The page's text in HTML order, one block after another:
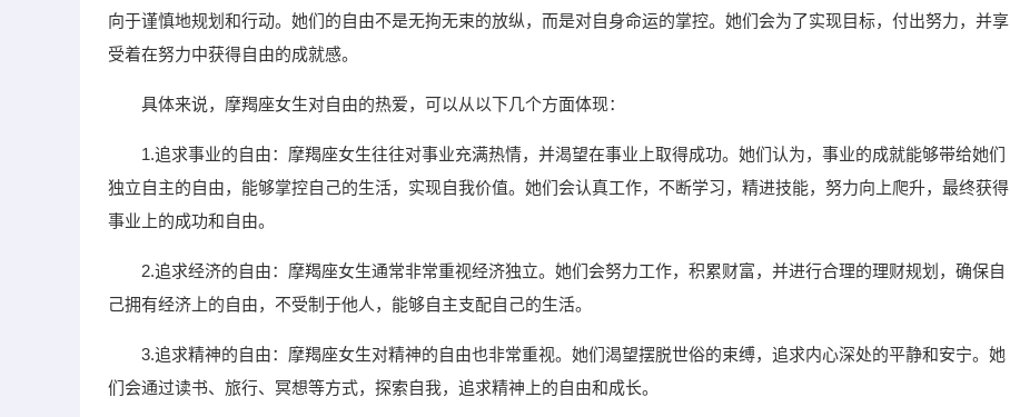
向于谨慎地规划和行动。她们的自由不是无拘无束的放纵，而是对自身命运的掌控。她们会为了实现目标，付出努力，并享
受着在努力中获得自由的成就感。
具体来说，摩羯座女生对自由的热爱，可以从以下几个方面体现：
1.追求事业的自由：摩羯座女生往往对事业充满热情，并渴望在事业上取得成功。她们认为，事业的成就能够带给她们
独立自主的自由，能够掌控自己的生活，实现自我价值。她们会认真工作，不断学习，精进技能，努力向上爬升，最终获得
事业上的成功和自由。
2.追求经济的自由：摩羯座女生通常非常重视经济独立。她们会努力工作，积累财富，并进行合理的理财规划，确保自
己拥有经济上的自由，不受制于他人，能够自主支配自己的生活。
3.追求精神的自由：摩羯座女生对精神的自由也非常重视。她们渴望摆脱世俗的束缚，追求内心深处的平静和安宁。她
们会通过读书、旅行、冥想等方式，探索自我，追求精神上的自由和成长。